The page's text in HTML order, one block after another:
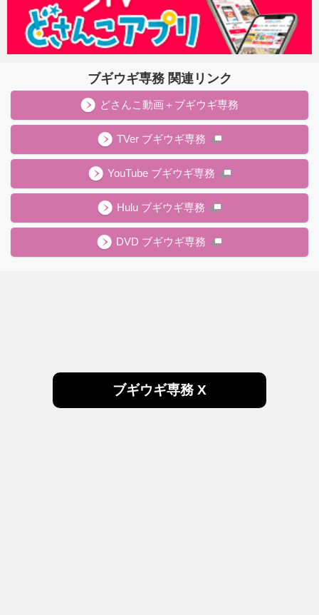
ブギウギ専務 関連リンク
どさんこ動画＋ブギウギ専務
TVer ブギウギ専務
YouTube ブギウギ専務
Hulu ブギウギ専務
DVD ブギウギ専務
ブギウギ専務 X